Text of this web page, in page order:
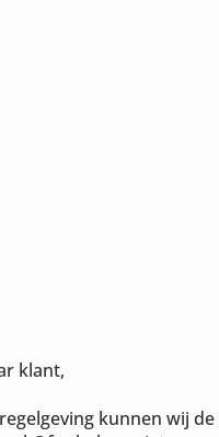
klant,
kunnen wij de